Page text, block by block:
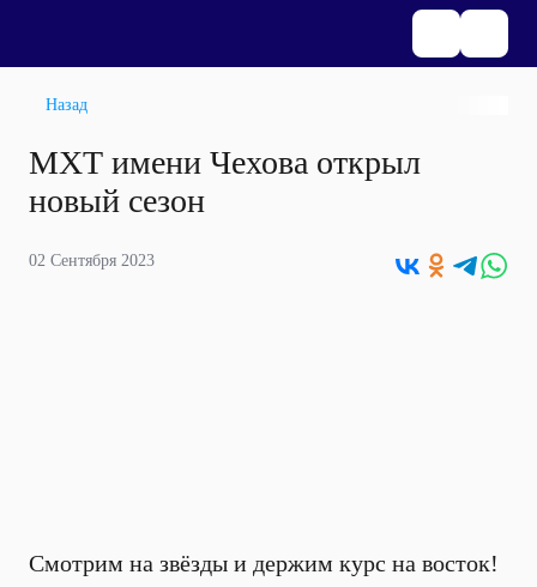
Назад
МХТ имени Чехова открыл
новый сезон
02 Сентября 2023
Смотрим на звёзды и держим курс на восток!